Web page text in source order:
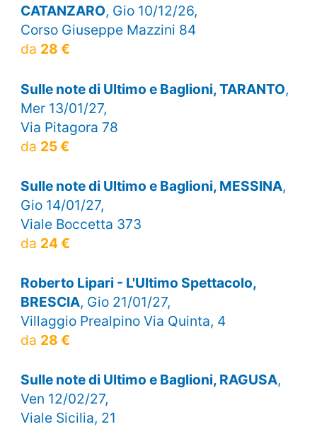
CATANZARO, Gio 10/12/26,
Corso Giuseppe Mazzini 84
da 28 €
Sulle note di Ultimo e Baglioni, TARANTO,
Mer 13/01/27,
Via Pitagora 78
da 25 €
Sulle note di Ultimo e Baglioni, MESSINA,
Gio 14/01/27,
Viale Boccetta 373
da 24 €
Roberto Lipari - L'Ultimo Spettacolo,
BRESCIA, Gio 21/01/27,
Villaggio Prealpino Via Quinta, 4
da 28 €
Sulle note di Ultimo e Baglioni, RAGUSA,
Ven 12/02/27,
Viale Sicilia, 21